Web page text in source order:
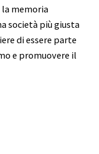
la memoria
società più giusta
di essere parte
e promuovere il